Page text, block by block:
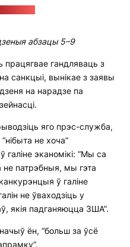
абзацы 5–9
працягвае гандляваць з
санкцыі, вынікае з заявы
на нарадзе па
яго прэс-служба,
не хоча”
эканомікі: “Мы са
патрэбныя, мы гэта
ў галіне
не ўваходзіць у
якія падганяюцца ЗША”.
ён, “больш за ўсё